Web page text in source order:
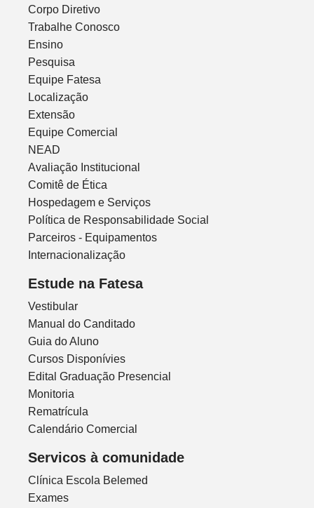
Corpo Diretivo
Trabalhe Conosco
Ensino
Pesquisa
Equipe Fatesa
Localização
Extensão
Equipe Comercial
NEAD
Avaliação Institucional
Comitê de Ética
Hospedagem e Serviços
Política de Responsabilidade Social
Parceiros - Equipamentos
Internacionalização
Estude na Fatesa
Vestibular
Manual do Canditado
Guia do Aluno
Cursos Disponívies
Edital Graduação Presencial
Monitoria
Rematrícula
Calendário Comercial
Servicos à comunidade
Clínica Escola Belemed
Exames